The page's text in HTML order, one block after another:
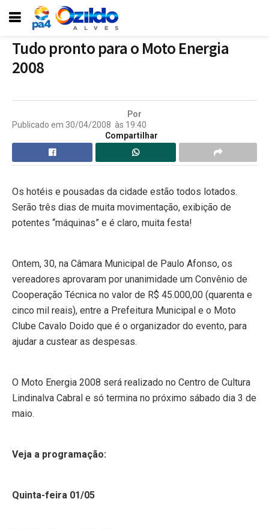
Tudo pronto para o Moto Energia
2008
Por
Publicado em 30/04/2008 às 19:40
Compartilhar
Os hotéis e pousadas da cidade estão todos lotados.
Serão três dias de muita movimentação, exibição de
potentes “máquinas” e é claro, muita festa!
Ontem, 30, na Câmara Municipal de Paulo Afonso, os
vereadores aprovaram por unanimidade um Convênio de
Cooperação Técnica no valor de R$ 45.000,00 (quarenta e
cinco mil reais), entre a Prefeitura Municipal e o Moto
Clube Cavalo Doido que é o organizador do evento, para
ajudar a custear as despesas.
O Moto Energia 2008 será realizado no Centro de Cultura
Lindinalva Cabral e só termina no próximo sábado dia 3 de
maio.
Veja a programação:
Quinta-feira 01/05